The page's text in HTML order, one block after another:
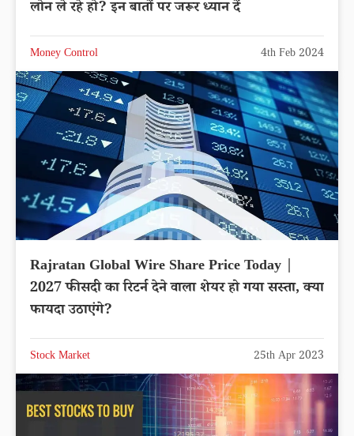
लोन ले रहे हो? इन बातों पर जरूर ध्यान दें
Money Control 4th Feb 2024
Rajratan Global Wire Share Price Today |
2027 फीसदी का रिटर्न देने वाला शेयर हो गया सस्ता, क्या
फायदा उठाएंगे?
Stock Market 25th Apr 2023